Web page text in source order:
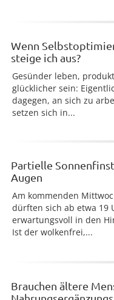
Wenn
steige ich aus?
Gesünder leben,
glücklicher sein:
dagegen, an sich zu
setzen sich in...
Partielle
Augen
Am kommenden
dürften sich ab etwa 19
erwartungsvoll in den
Ist der wolkenfrei,...
Brauchen ältere